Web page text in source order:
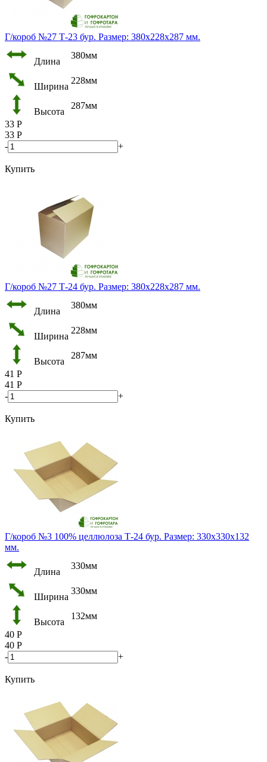
Г/короб №27 Т-23 бур. Размер: 380х228х287 мм.
Длина
380мм
Ширина
228мм
Высота
287мм
33 Р
33 Р
-
+
Купить
Г/короб №27 Т-24 бур. Размер: 380х228х287 мм.
Длина
380мм
Ширина
228мм
Высота
287мм
41 Р
41 Р
-
+
Купить
Г/короб №3 100% целлюлоза Т-24 бур. Размер: 330х330х132
мм.
Длина
330мм
Ширина
330мм
Высота
132мм
40 Р
40 Р
-
+
Купить